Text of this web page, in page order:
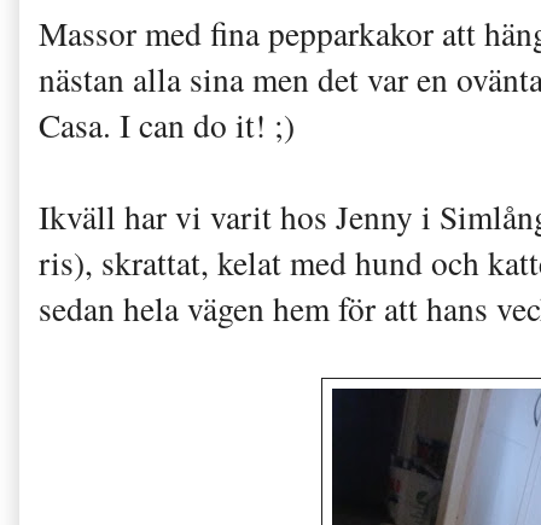
Massor med fina pepparkakor att
nästan alla sina men det var en
Casa. I can do it! ;)
Ikväll har vi varit hos Jenny i
ris), skrattat, kelat med hund och
sedan hela vägen hem för att hans